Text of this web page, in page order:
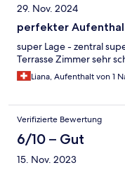
29. Nov. 2024
perfekter
super Lage - zentral
Terrasse Zimmer sehr
Liana, Aufenthalt von 1
Verifizierte Bewertung
6/10 – Gut
15. Nov. 2023